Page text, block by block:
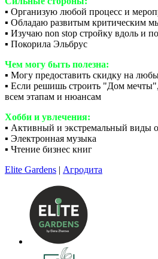
▪️ Организую любой процесс и
▪️ Обладаю развитым критическим
▪️ Изучаю non stop стройку вдоль и
▪️ Покорила Эльбрус
Чем могу быть полезна:
▪️ Могу предоставить скидку на
▪️ Если решишь строить "Дом
всем этапам и нюансам
Хобби и увлечения:
▪️ Активный и экстремальный виды
▪️ Электронная музыка
▪️ Чтение бизнес книг
Elite Gardens | Агродита